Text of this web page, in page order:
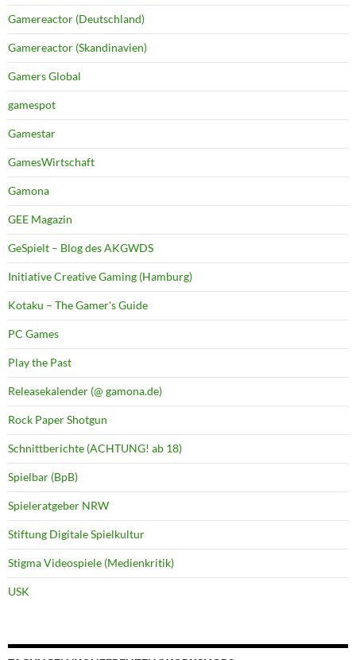
Gamereactor (Deutschland)
Gamereactor (Skandinavien)
Gamers Global
gamespot
Gamestar
GamesWirtschaft
Gamona
GEE Magazin
GeSpielt – Blog des AKGWDS
Initiative Creative Gaming (Hamburg)
Kotaku – The Gamer's Guide
PC Games
Play the Past
Releasekalender (@ gamona.de)
Rock Paper Shotgun
Schnittberichte (ACHTUNG! ab 18)
Spielbar (BpB)
Spieleratgeber NRW
Stiftung Digitale Spielkultur
Stigma Videospiele (Medienkritik)
USK